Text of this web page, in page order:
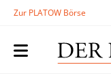
Zur PLATOW Börse